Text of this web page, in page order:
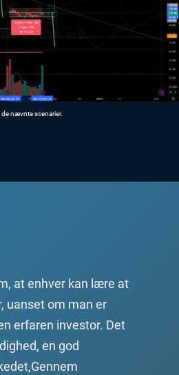
nævnte scenarier.
at enhver kan lære at
uanset om man er
erfaren investor. Det
en god